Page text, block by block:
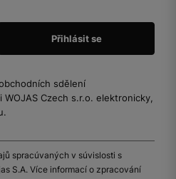
sdělení
Czech s.r.o. elektronicky,
spracúvaných v súvislosti s
S.A. Více informací o zpracování